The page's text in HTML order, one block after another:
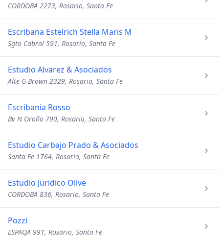
CORDOBA 2273, Rosario, Santa Fe
Escribana Estelrich Stella Maris M
Sgto Cabral 591, Rosario, Santa Fe
Estudio Alvarez & Asociados
Alte G Brown 2329, Rosario, Santa Fe
Escribania Rosso
Bv N Oroño 790, Rosario, Santa Fe
Estudio Carbajo Prado & Asociados
Santa Fe 1764, Rosario, Santa Fe
Estudio Juridico Olive
CORDOBA 836, Rosario, Santa Fe
Pozzi
ESPAQA 991, Rosario, Santa Fe